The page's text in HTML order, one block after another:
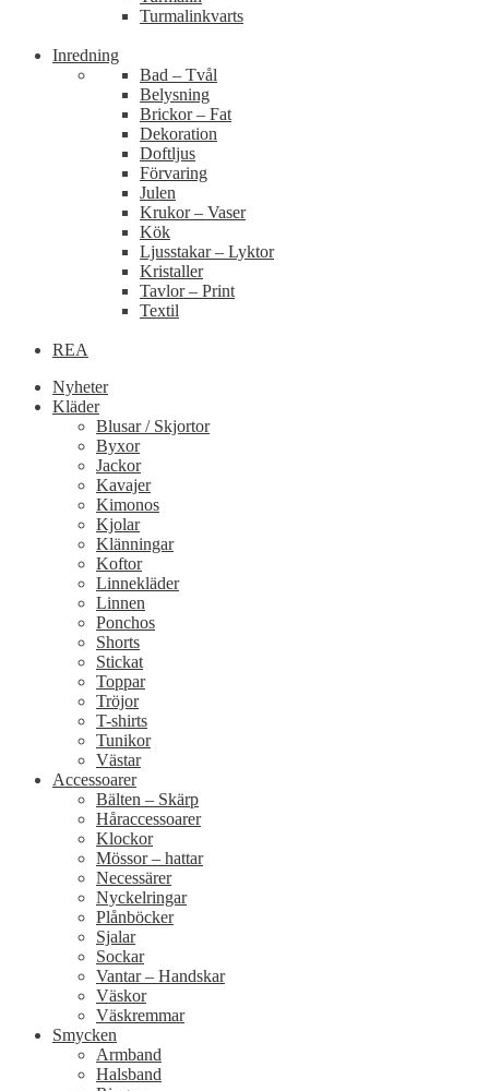
Turmalinkvarts
Inredning
Bad – Tvål
Belysning
Brickor – Fat
Dekoration
Doftljus
Förvaring
Julen
Krukor – Vaser
Kök
Ljusstakar – Lyktor
Kristaller
Tavlor – Print
Textil
REA
Nyheter
Kläder
Blusar / Skjortor
Byxor
Jackor
Kavajer
Kimonos
Kjolar
Klänningar
Koftor
Linnekläder
Linnen
Ponchos
Shorts
Stickat
Toppar
Tröjor
T-shirts
Tunikor
Västar
Accessoarer
Bälten – Skärp
Håraccessoarer
Klockor
Mössor – hattar
Necessärer
Nyckelringar
Plånböcker
Sjalar
Sockar
Vantar – Handskar
Väskor
Väskremmar
Smycken
Armband
Halsband